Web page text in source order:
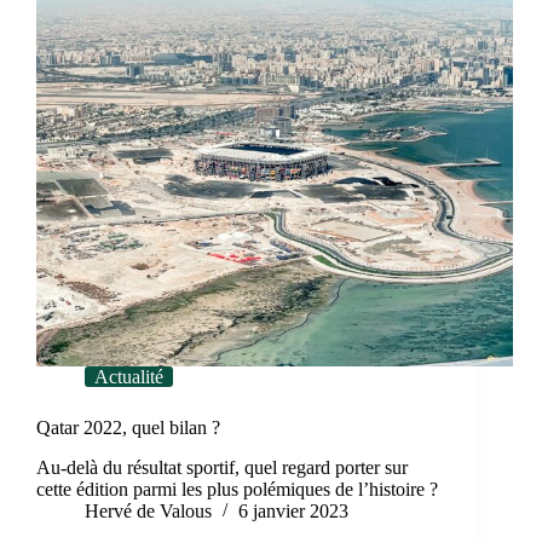
Actualité
Qatar 2022, quel bilan ?
Au-delà du résultat sportif, quel regard porter sur
cette édition parmi les plus polémiques de l’histoire ?
Hervé de Valous
6 janvier 2023